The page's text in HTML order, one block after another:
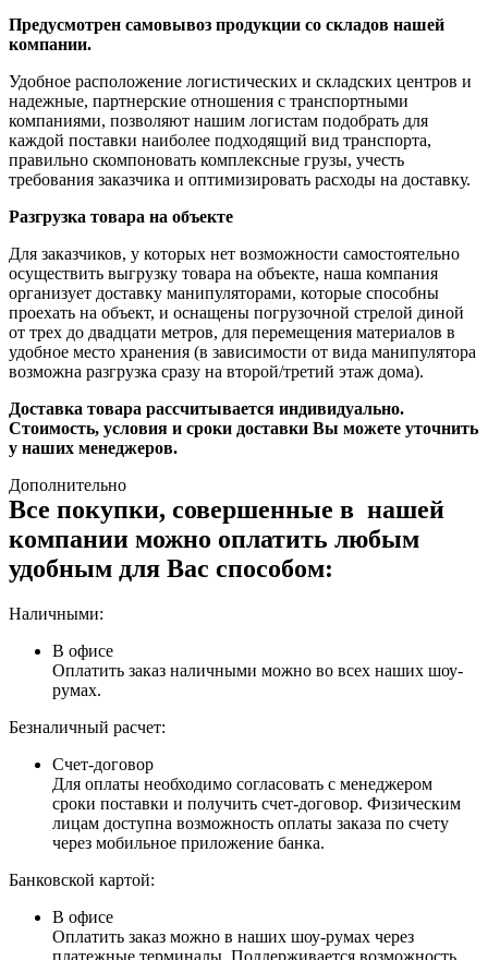
Предусмотрен самовывоз продукции со складов нашей
компании.
Удобное расположение логистических и складских центров и
надежные, партнерские отношения с транспортными
компаниями, позволяют нашим логистам подобрать для
каждой поставки наиболее подходящий вид транспорта,
правильно скомпоновать комплексные грузы, учесть
требования заказчика и оптимизировать расходы на доставку.
Разгрузка товара на объекте
Для заказчиков, у которых нет возможности самостоятельно
осуществить выгрузку товара на объекте, наша компания
организует доставку манипуляторами, которые способны
проехать на объект, и оснащены погрузочной стрелой диной
от трех до двадцати метров, для перемещения материалов в
удобное место хранения (в зависимости от вида манипулятора
возможна разгрузка сразу на второй/третий этаж дома).
Доставка товара рассчитывается индивидуально.
Стоимость, условия и сроки доставки Вы можете уточнить
у наших менеджеров.
Дополнительно
Все покупки, совершенные в нашей
компании можно оплатить любым
удобным для Вас способом:
Наличными:
В офисе
Оплатить заказ наличными можно во всех наших шоу-
румах.
Безналичный расчет:
Счет-договор
Для оплаты необходимо согласовать с менеджером
сроки поставки и получить счет-договор. Физическим
лицам доступна возможность оплаты заказа по счету
через мобильное приложение банка.
Банковской картой:
В офисе
Оплатить заказ можно в наших шоу-румах через